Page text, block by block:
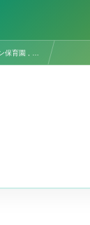
保育園 , …